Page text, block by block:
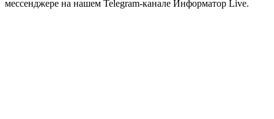
мессенджере на нашем Telegram-канале Информатор Live.